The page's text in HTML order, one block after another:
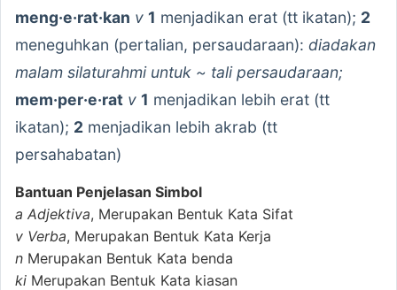
meng·e·rat·kan v 1 menjadikan erat (tt ikatan); 2
meneguhkan (pertalian, persaudaraan): diadakan
malam silaturahmi untuk ~ tali persaudaraan;
mem·per·e·rat v 1 menjadikan lebih erat (tt
ikatan); 2 menjadikan lebih akrab (tt
persahabatan)
Bantuan Penjelasan Simbol
a Adjektiva, Merupakan Bentuk Kata Sifat
v Verba, Merupakan Bentuk Kata Kerja
n Merupakan Bentuk Kata benda
ki Merupakan Bentuk Kata kiasan